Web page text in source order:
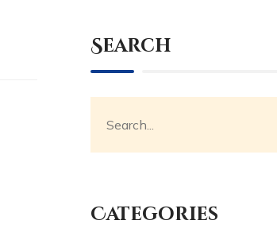
Search
Categories